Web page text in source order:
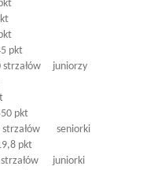
pkt
strzałów juniorzy
550 pkt
strzałów seniorki
pkt
strzałów juniorki